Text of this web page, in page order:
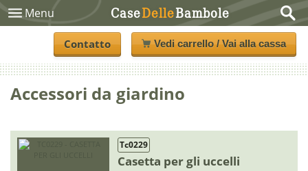
Menu CaseDelleBambole
Contatto Vedi carrello / Vai alla cassa
Accessori da giardino
Tc0229
Casetta per gli uccelli